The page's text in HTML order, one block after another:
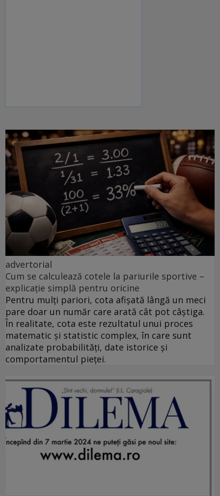
advertorial
Cum se calculează cotele la pariurile sportive –
explicație simplă pentru oricine
Pentru mulți pariori, cota afișată lângă un meci
pare doar un număr care arată cât pot câștiga.
În realitate, cota este rezultatul unui proces
matematic și statistic complex, în care sunt
analizate probabilități, date istorice și
comportamentul pieței.